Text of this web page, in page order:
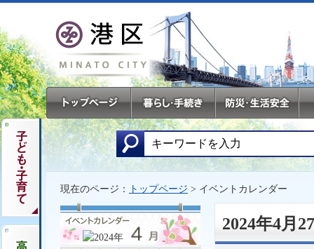
現在のページ： トップページ > イベントカレンダー
2024年4月